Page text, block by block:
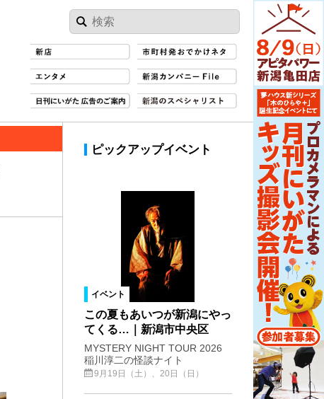
ピックアップイベント
イベント
この夏もあいつが新潟にやっ
てくる…｜新潟市中央区
MYSTERY NIGHT TOUR 2026
稲川淳二の怪談ナイト
9月19日（土）、20日（日）